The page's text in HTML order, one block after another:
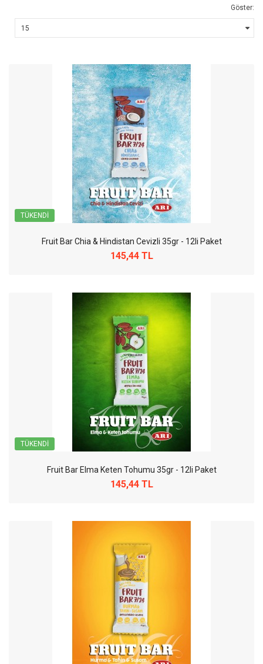
Göster:
TÜKENDI
Fruit Bar Chia & Hindistan Cevizli 35gr - 12li Paket
145,44 TL
TÜKENDI
Fruit Bar Elma Keten Tohumu 35gr - 12li Paket
145,44 TL